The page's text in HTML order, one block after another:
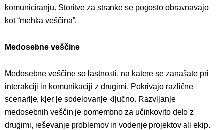
komuniciranju. Storitve za stranke se pogosto obravnavajo
kot “mehka veščina”.
Medosebne veščine
Medosebne veščine so lastnosti, na katere se zanašate pri
interakciji in komunikaciji z drugimi. Pokrivajo različne
scenarije, kjer je sodelovanje ključno. Razvijanje
medosebnih veščin je pomembno za učinkovito delo z
drugimi, reševanje problemov in vodenje projektov ali ekip.